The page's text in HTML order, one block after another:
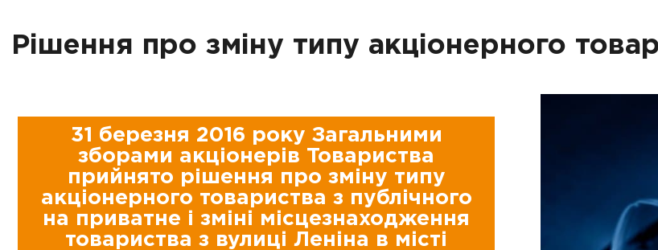
Рішення про зміну типу акціонерного
31 березня 2016 року Загальними
зборами акціонерів Товариства
прийнято рішення про зміну типу
акціонерного товариства з публічного
на приватне і зміні місцезнаходження
товариства з вулиці Леніна в місті